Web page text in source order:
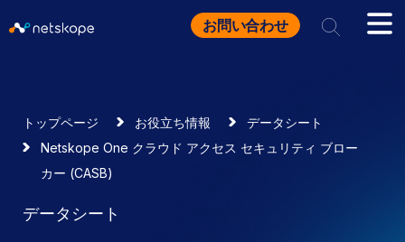
お問い合わせ
トップページ お役立ち情報
データシート
Netskope One クラウド アクセス セキュリティ ブロー
カー (CASB)
データシート